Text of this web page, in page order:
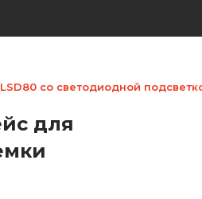
со светодиодной
для